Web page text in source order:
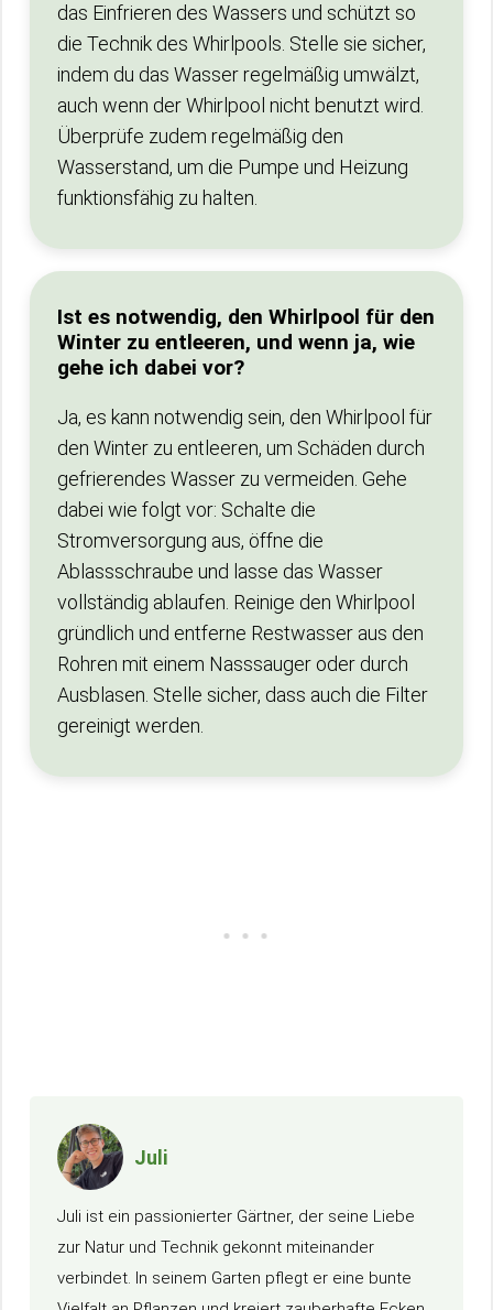
das Einfrieren des Wassers und schützt so
die Technik des Whirlpools. Stelle sie sicher,
indem du das Wasser regelmäßig umwälzt,
auch wenn der Whirlpool nicht benutzt wird.
Überprüfe zudem regelmäßig den
Wasserstand, um die Pumpe und Heizung
funktionsfähig zu halten.
Ist es notwendig, den Whirlpool für den
Winter zu entleeren, und wenn ja, wie
gehe ich dabei vor?
Ja, es kann notwendig sein, den Whirlpool für
den Winter zu entleeren, um Schäden durch
gefrierendes Wasser zu vermeiden. Gehe
dabei wie folgt vor: Schalte die
Stromversorgung aus, öffne die
Ablassschraube und lasse das Wasser
vollständig ablaufen. Reinige den Whirlpool
gründlich und entferne Restwasser aus den
Rohren mit einem Nasssauger oder durch
Ausblasen. Stelle sicher, dass auch die Filter
gereinigt werden.
Juli
Juli ist ein passionierter Gärtner, der seine Liebe
zur Natur und Technik gekonnt miteinander
verbindet. In seinem Garten pflegt er eine bunte